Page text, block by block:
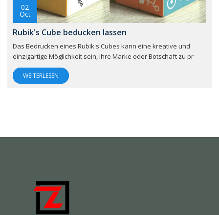
02
Oct
Rubik's Cube beducken lassen
Das Bedrucken eines Rubik's Cubes kann eine kreative und
einzigartige Möglichkeit sein, Ihre Marke oder Botschaft zu pr
WEITERLESEN